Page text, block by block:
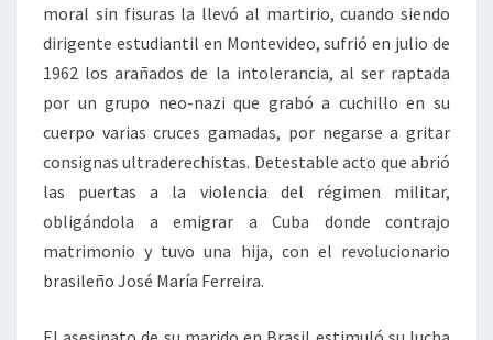
moral sin fisuras la llevó al martirio, cuando siendo
dirigente estudiantil en Montevideo, sufrió en julio de
1962 los arañados de la intolerancia, al ser raptada
por un grupo neo-nazi que grabó a cuchillo en su
cuerpo varias cruces gamadas, por negarse a gritar
consignas ultraderechistas. Detestable acto que abrió
las puertas a la violencia del régimen militar,
obligándola a emigrar a Cuba donde contrajo
matrimonio y tuvo una hija, con el revolucionario
brasileño José María Ferreira.